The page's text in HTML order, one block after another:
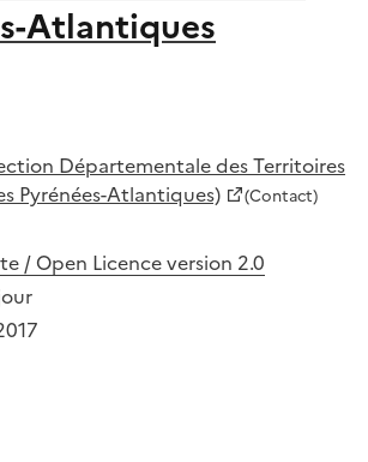
Atlantiques
Départementale des Territoires
Pyrénées-Atlantiques)
(Contact)
/ Open Licence version 2.0